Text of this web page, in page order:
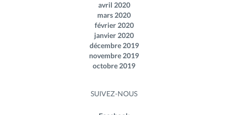
avril 2020
mars 2020
février 2020
janvier 2020
décembre 2019
novembre 2019
octobre 2019
SUIVEZ-NOUS